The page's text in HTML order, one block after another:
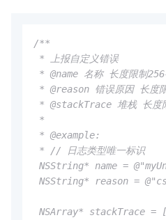
/**
* 上报自定义错误
* @name 名称 长度限制256
* @reason 错误原因 长度限
* @stackTrace 堆栈 长度
*
* @example:
* // 日志类型唯一标识
NSString* name =
NSString* reason =
NSArray* stackTrace =